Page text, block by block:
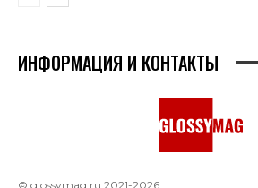
ИНФОРМАЦИЯ И КОНТАКТЫ
© glossymag.ru 2021-2026